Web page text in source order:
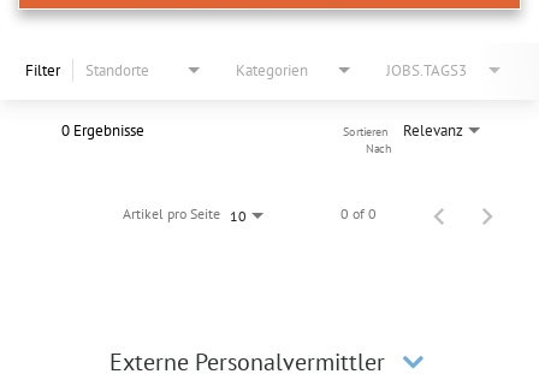
Filter Standorte Kategorien JOBS.TAGS3
0 Ergebnisse Relevanz
Sortieren
Nach
Artikel pro Seite 10 0 of 0
Externe Personalvermittler